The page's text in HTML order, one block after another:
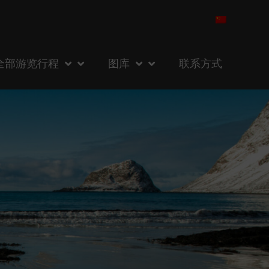
部游览行程 图库 联系方式